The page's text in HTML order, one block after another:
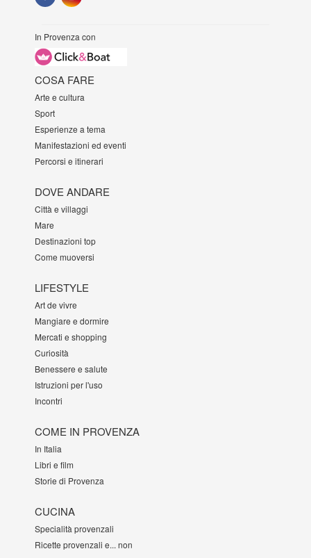
In Provenza con
COSA FARE
Arte e cultura
Sport
Esperienze a tema
Manifestazioni ed eventi
Percorsi e itinerari
DOVE ANDARE
Città e villaggi
Mare
Destinazioni top
Come muoversi
LIFESTYLE
Art de vivre
Mangiare e dormire
Mercati e shopping
Curiosità
Benessere e salute
Istruzioni per l'uso
Incontri
COME IN PROVENZA
In Italia
Libri e film
Storie di Provenza
CUCINA
Specialità provenzali
Ricette provenzali e... non